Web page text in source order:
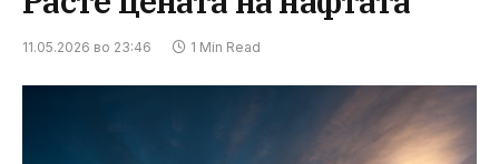
11.05.2026 во 23:46 1 Min Read